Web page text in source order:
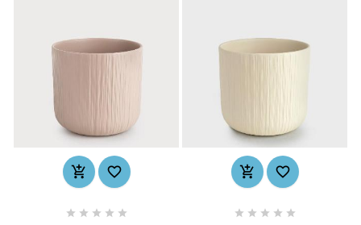
 
    
 
    